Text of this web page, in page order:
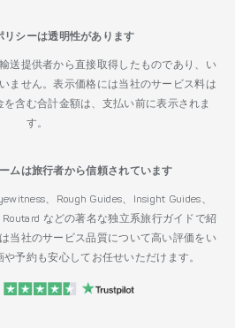
リシーは透明性があります
送提供者から直接取得したものであり、い
ません。表示価格には当社のサービス料は
含む合計金額は、支払い前に表示されま
す。
ムは旅行者から信頼されています
、Rough Guides、Insight Guides、
などの著名な独立系旅行ガイドで紹
当社のサービス品質について高い評価をい
予約も安心してお任せいただけます。